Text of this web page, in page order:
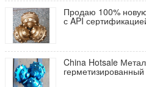
Продаю 100%
с API
China Hotsale
Rock Drill Bits для